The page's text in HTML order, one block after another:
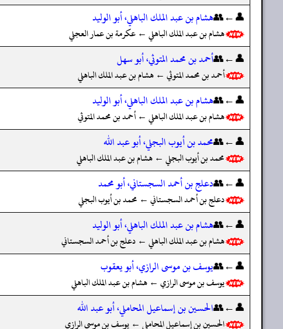
👤←👥هشام بن عبد الملك الباهلي، أبو الوليد
هشام بن عبد الملك الباهلي ← عكرمة بن عمار العجلي
👤←👥أحمد بن محمد المتوثي، أبو سهل
أحمد بن محمد المتوثي ← هشام بن عبد الملك الباهلي
👤←👥هشام بن عبد الملك الباهلي، أبو الوليد
هشام بن عبد الملك الباهلي ← أحمد بن محمد المتوثي
👤←👥محمد بن أيوب البجلي، أبو عبد الله
محمد بن أيوب البجلي ← هشام بن عبد الملك الباهلي
👤←👥دعلج بن أحمد السجستاني، أبو محمد
دعلج بن أحمد السجستاني ← محمد بن أيوب البجلي
👤←👥هشام بن عبد الملك الباهلي، أبو الوليد
هشام بن عبد الملك الباهلي ← دعلج بن أحمد السجستاني
👤←👥يوسف بن موسى الرازي، أبو يعقوب
يوسف بن موسى الرازي ← هشام بن عبد الملك الباهلي
👤←👥الحسين بن إسماعيل المحاملي، أبو عبد الله
الحسين بن إسماعيل المحاملي ← يوسف بن موسى الرازي